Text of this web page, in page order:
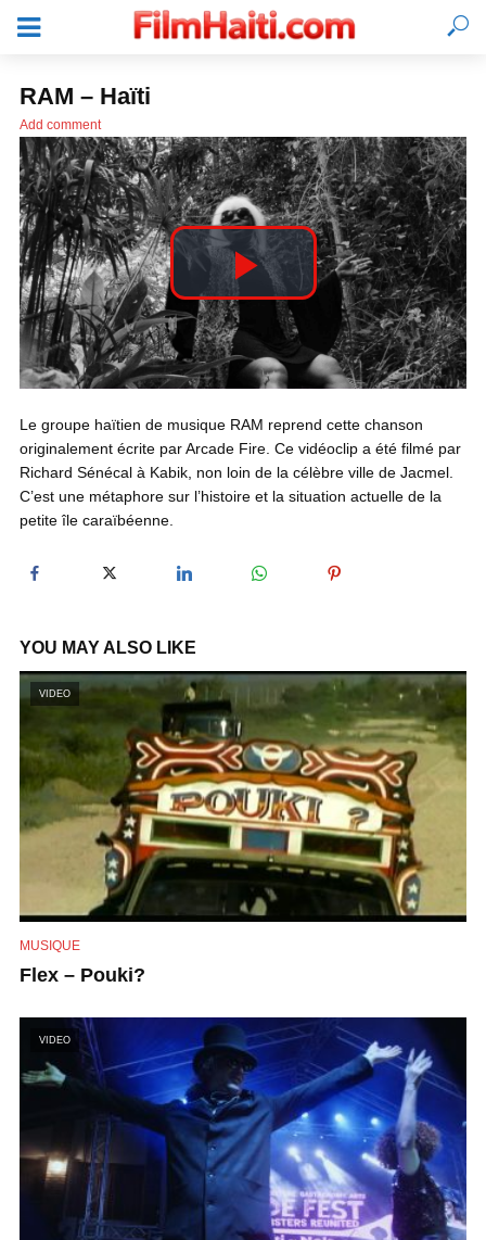
RAM – Haïti
Add comment
P
l
a
y
V
i
d
e
o
Le groupe haïtien de musique RAM reprend cette chanson
originalement écrite par Arcade Fire. Ce vidéoclip a été filmé par
Richard Sénécal à Kabik, non loin de la célèbre ville de Jacmel.
C’est une métaphore sur l’histoire et la situation actuelle de la
petite île caraïbéenne.
YOU MAY ALSO LIKE
VIDEO
MUSIQUE
Flex – Pouki?
VIDEO